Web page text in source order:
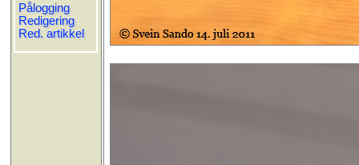
Pålogging
Redigering
Red. artikkel